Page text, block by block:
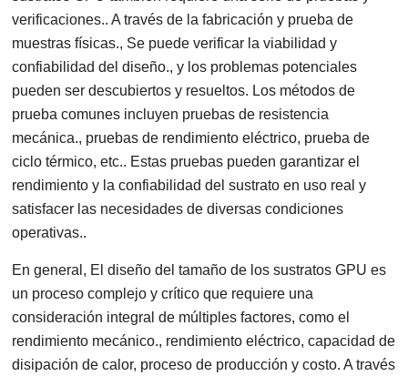
verificaciones.. A través de la fabricación y prueba de
muestras físicas., Se puede verificar la viabilidad y
confiabilidad del diseño., y los problemas potenciales
pueden ser descubiertos y resueltos. Los métodos de
prueba comunes incluyen pruebas de resistencia
mecánica., pruebas de rendimiento eléctrico, prueba de
ciclo térmico, etc.. Estas pruebas pueden garantizar el
rendimiento y la confiabilidad del sustrato en uso real y
satisfacer las necesidades de diversas condiciones
operativas..
En general, El diseño del tamaño de los sustratos GPU es
un proceso complejo y crítico que requiere una
consideración integral de múltiples factores, como el
rendimiento mecánico., rendimiento eléctrico, capacidad de
disipación de calor, proceso de producción y costo. A través